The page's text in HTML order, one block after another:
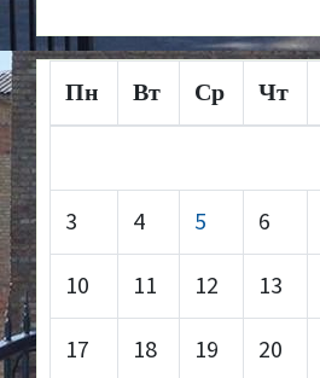
Пн Вт Ср Чт
3 4 5 6
10 11 12 13
17 18 19 20